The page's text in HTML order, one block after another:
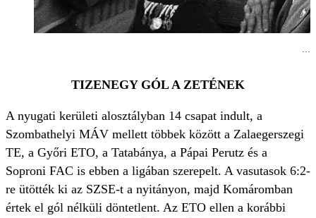
TIZENEGY GÓL A ZETÉNEK
A nyugati kerületi alosztályban 14 csapat indult, a
Szombathelyi MÁV mellett többek között a Zalaegerszegi
TE, a Győri ETO, a Tatabánya, a Pápai Perutz és a
Soproni FAC is ebben a ligában szerepelt. A vasutasok 6:2-
re ütötték ki az SZSE-t a nyitányon, majd Komáromban
értek el gól nélküli döntetlent. Az ETO ellen a korábbi